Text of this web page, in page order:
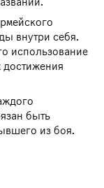
внутри себя.
использование
достижения
быть
из боя.